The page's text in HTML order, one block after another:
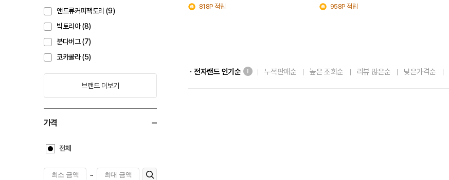
앤드류커피팩토리 (9)
빅토리아 (8)
분다버그 (7)
코카콜라 (5)
브랜드 더보기
가격
전체
~
818P 적립 958P 적립
ㆍ전자랜드 인기순 누적판매순 높은 조회순 리뷰 많은순 낮은가격순